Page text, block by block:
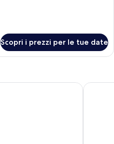
Scopri i prezzi per le tue date
ibis